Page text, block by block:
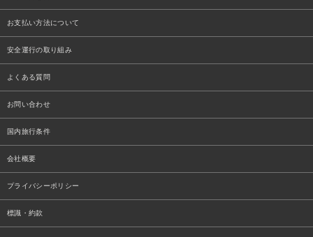
お支払い方法について
安全運行の取り組み
よくある質問
お問い合わせ
国内旅行条件
会社概要
プライバシーポリシー
標識・約款